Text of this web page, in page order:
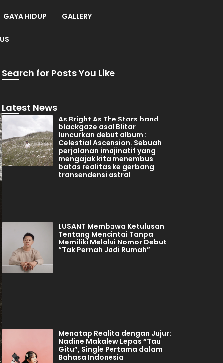
GAYA HIDUP GALLERY
Search for Posts You Like
Latest News
As Bright As The Stars band
blackgaze asal Blitar
luncurkan debut album :
Celestial Ascension. Sebuah
perjalanan imajinatif yang
mengajak kita menembus
batas realitas ke gerbang
transendensi astral
LUSANT Membawa Ketulusan
Tentang Mencintai Tanpa
Memiliki Melalui Nomor Debut
“Tak Pernah Jadi Rumah”
Menatap Realita dengan Jujur:
Nadine Makalew Lepas “Tau
Gitu”, Single Pertama dalam
Bahasa Indonesia